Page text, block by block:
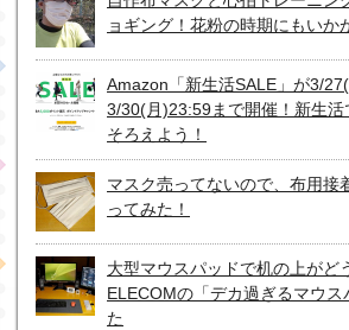
ョギング！花粉の時期にもいか
Amazon「新生活SALE」が3/
3/30(月)23:59まで開催！新生
そろえよう！
マスク売ってないので、布用接
ってみた！
大型マウスパッドで机の上がど
ELECOMの「デカ過ぎるマウ
た